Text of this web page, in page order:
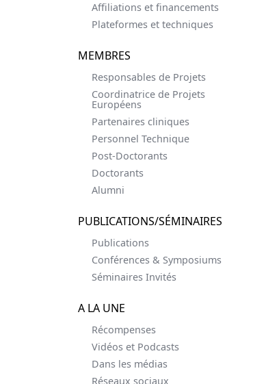
Affiliations et financements
Plateformes et techniques
MEMBRES
Responsables de Projets
Coordinatrice de Projets
Européens
Partenaires cliniques
Personnel Technique
Post-Doctorants
Doctorants
Alumni
PUBLICATIONS/SÉMINAIRES
Publications
Conférences & Symposiums
Séminaires Invités
A LA UNE
Récompenses
Vidéos et Podcasts
Dans les médias
Réseaux sociaux